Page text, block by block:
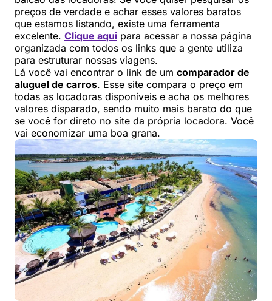
preços de verdade e achar esses valores baratos
que estamos listando, existe uma ferramenta
excelente. Clique aqui para acessar a nossa página
organizada com todos os links que a gente utiliza
para estruturar nossas viagens.
Lá você vai encontrar o link de um comparador de
aluguel de carros. Esse site compara o preço em
todas as locadoras disponíveis e acha os melhores
valores disparado, sendo muito mais barato do que
se você for direto no site da própria locadora. Você
vai economizar uma boa grana.